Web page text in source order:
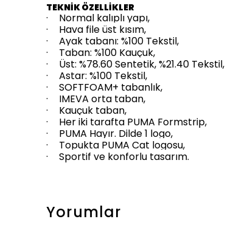
TEKNİK ÖZELLİKLER
·
Normal kalıplı yapı,
·
Hava file üst kısım,
·
Ayak tabanı: %100 Tekstil,
·
Taban: %100 Kauçuk,
·
Üst: %78.60 Sentetik, %21.40 Tekstil,
·
Astar: %100 Tekstil,
·
SOFTFOAM+ tabanlık,
·
IMEVA orta taban,
·
Kauçuk taban,
·
Her iki tarafta PUMA Formstrip,
·
PUMA Hayır. Dilde 1 logo,
·
Topukta PUMA Cat logosu,
·
Sportif ve konforlu tasarım.
Yorumlar